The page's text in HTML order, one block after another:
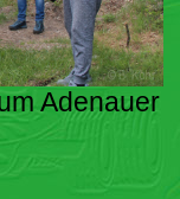
Adenauer